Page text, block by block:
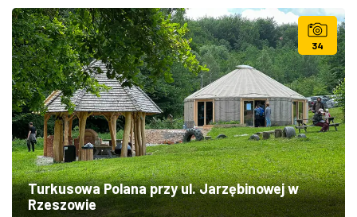
34
Turkusowa Polana przy ul. Jarzębinowej w
Rzeszowie